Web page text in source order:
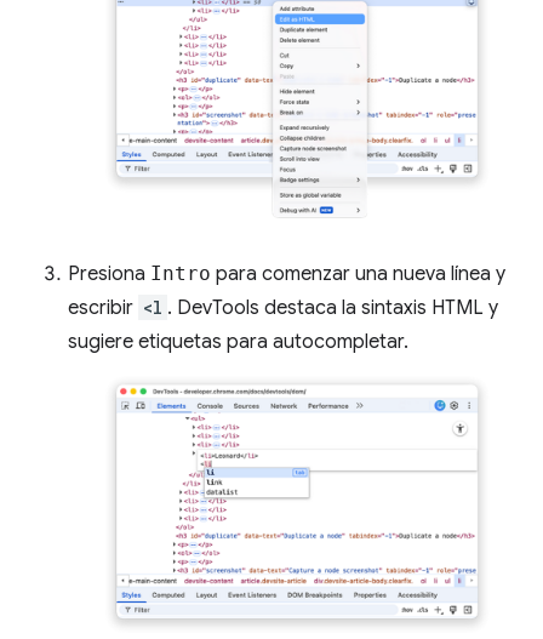
Presiona Intro para comenzar una nueva línea y
escribir <l . DevTools destaca la sintaxis HTML y
sugiere etiquetas para autocompletar.